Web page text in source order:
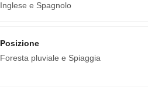
Inglese e Spagnolo
Posizione
Foresta pluviale e Spiaggia